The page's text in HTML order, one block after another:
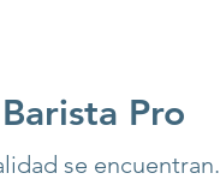
Pro
se encuentran.